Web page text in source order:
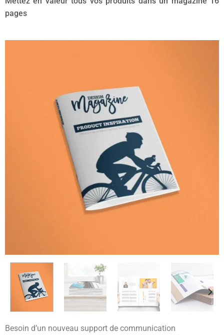
pages
Besoin d’un nouveau support de communication